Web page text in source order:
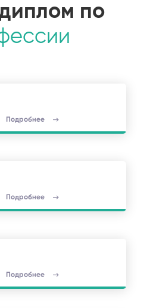
по
Подробнее
Подробнее
Подробнее